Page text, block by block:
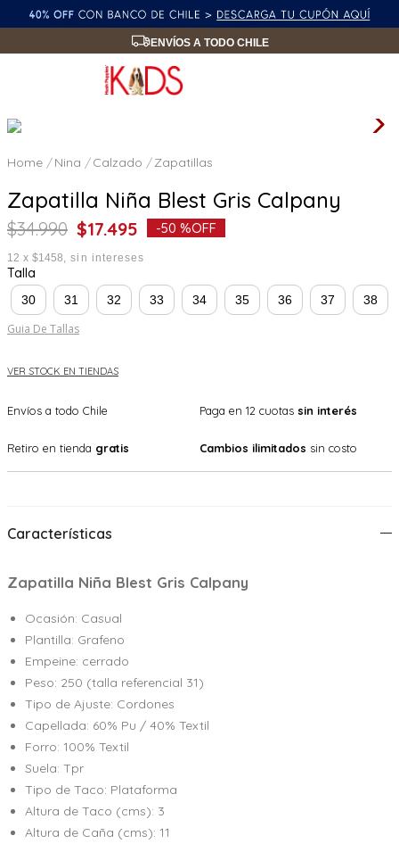
ENVÍOS A TODO CHILE
Nina Calzado Zapatillas
Zapatilla Niña Blest Gris Calpany
$34.990 $17.495 -50 %OFF
12 x $1458 sin intereses
Talla
30 31 32 33 34 35 36 37 38
Guia De Tallas
VER STOCK EN TIENDAS
Envíos a todo Chile Paga en 12 cuotas sin interés
Retiro en tienda gratis Cambios ilimitados sin costo
Características
Zapatilla Niña Blest Gris Calpany
Ocasión: Casual
Plantilla: Grafeno
Empeine: cerrado
Peso: 250 (talla referencial 31)
Tipo de Ajuste: Cordones
Capellada: 60% Pu / 40% Textil
Forro: 100% Textil
Suela: Tpr
Tipo de Taco: Plataforma
Altura de Taco (cms): 3
Altura de Caña (cms): 11